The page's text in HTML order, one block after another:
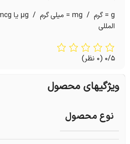
فولیک اسید
المللی
0/5 (0 نظر)
ویژگیهای محصول
نوع محصول